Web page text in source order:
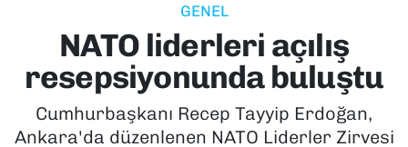
GENEL
NATO liderleri açılış
resepsiyonunda buluştu
Cumhurbaşkanı Recep Tayyip Erdoğan,
Ankara'da düzenlenen NATO Liderler Zirvesi
EKONOMİ
KÜLTÜR SANAT
Süper Lig Puan Durumu ve Fikstür
Tüm Manşetler
Son Dakika Haberleri